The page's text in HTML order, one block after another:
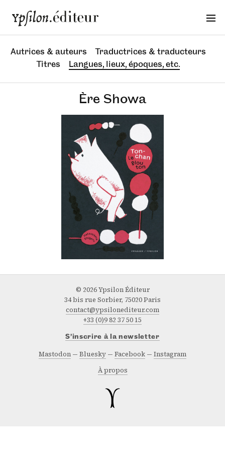
Autrices & auteurs
Traductrices & traducteurs
Titres
Langues, lieux, époques, etc.
Ère Showa
© 2026 Ypsilon Éditeur
34 bis rue Sorbier, 75020 Paris
contact@ypsilonediteur.com
+33 (0)9 82 37 50 15
S’inscrire à la newsletter
Mastodon Bluesky Facebook
Instagram
À propos